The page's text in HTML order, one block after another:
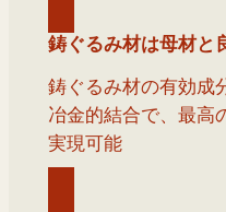
鋳ぐるみ材は母材と
鋳ぐるみ材の有効成
冶金的結合で、最高
実現可能